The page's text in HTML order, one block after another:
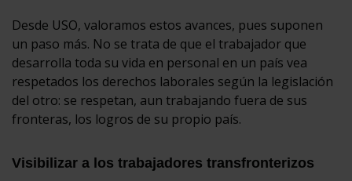
Desde USO, valoramos estos avances, pues suponen
un paso más. No se trata de que el trabajador que
desarrolla toda su vida en personal en un país vea
respetados los derechos laborales según la legislación
del otro: se respetan, aun trabajando fuera de sus
fronteras, los logros de su propio país.
Visibilizar a los trabajadores transfronterizos